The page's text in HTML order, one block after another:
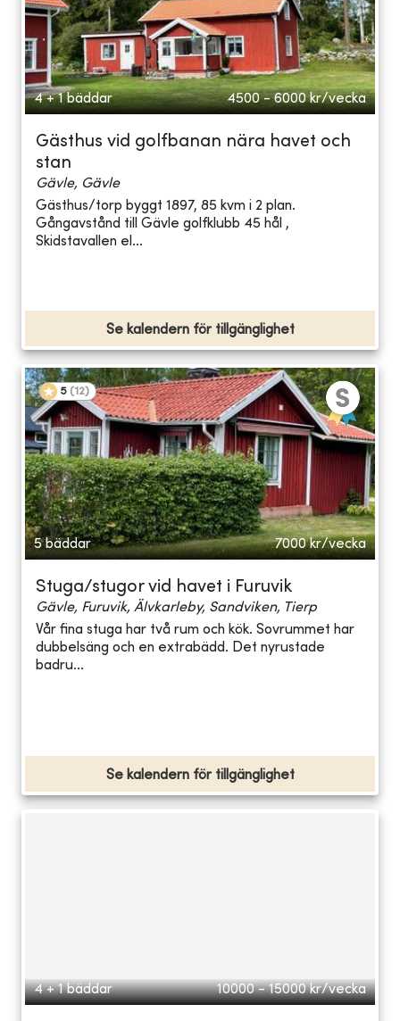
4 + 1 bäddar 4500 - 6000 kr/vecka
Gästhus vid golfbanan nära havet och
stan
Gävle, Gävle
Gästhus/torp byggt 1897, 85 kvm i 2 plan.
Gångavstånd till Gävle golfklubb 45 hål ,
Skidstavallen el...
Se kalendern för tillgänglighet
5 (12)
5 bäddar 7000 kr/vecka
Stuga/stugor vid havet i Furuvik
Gävle, Furuvik, Älvkarleby, Sandviken, Tierp
Vår fina stuga har två rum och kök. Sovrummet har
dubbelsäng och en extrabädd. Det nyrustade
badru...
Se kalendern för tillgänglighet
4 + 1 bäddar 10000 - 15000 kr/vecka